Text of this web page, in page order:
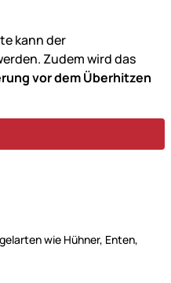
kann der
Zudem wird das
vor dem Überhitzen
wie Hühner, Enten,